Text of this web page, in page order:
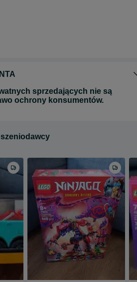
sprzedających nie są
ochrony konsumentów.